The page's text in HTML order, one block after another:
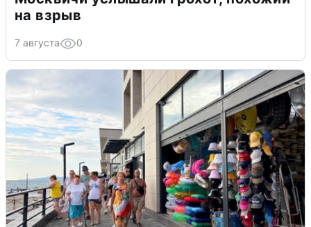
на взрыв
7 августа 0